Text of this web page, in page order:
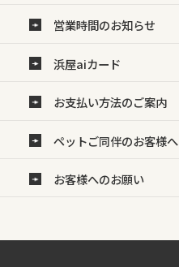
営業時間のお知らせ
浜屋aiカード
お支払い方法のご案内
ペットご同伴のお客様へ
お客様へのお願い